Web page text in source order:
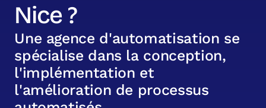
Nice ?
Une agence d'automatisation se
spécialise dans la conception,
l'implémentation et
l'amélioration de processus